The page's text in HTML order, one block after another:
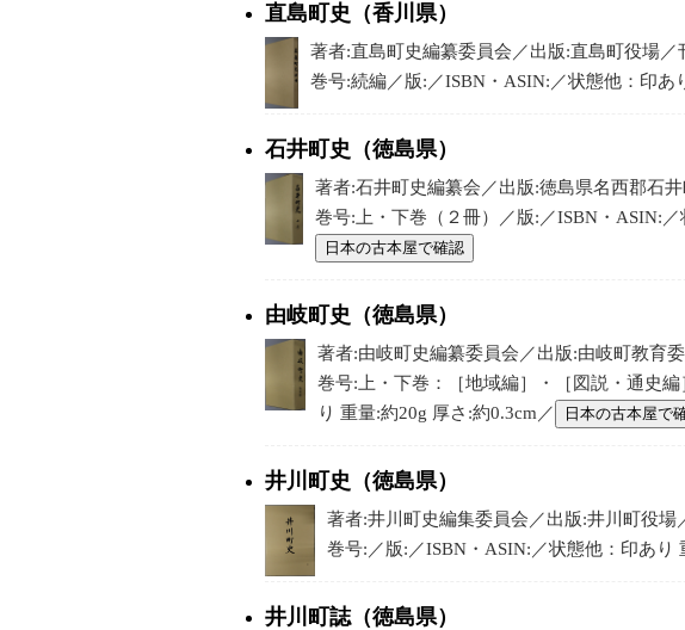
直島町史（香川県）
著者:直島町史編纂委員会／出版:直島町役場
巻号:続編／版:／ISBN・ASIN:／状態他：印あ
石井町史（徳島県）
著者:石井町史編纂会／出版:徳島県名西郡石
巻号:上・下巻（２冊）／版:／ISBN・ASIN:
日本の古本屋で確認
由岐町史（徳島県）
著者:由岐町史編纂委員会／出版:由岐町教育
巻号:上・下巻：［地域編］・［図説・通史
り 重量:約20g 厚さ:約0.3cm／
日本の古本屋で
井川町史（徳島県）
著者:井川町史編集委員会／出版:井川町役
巻号:／版:／ISBN・ASIN:／状態他：印あり
井川町誌（徳島県）